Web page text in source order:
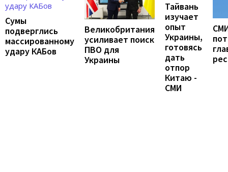
Сумы
подверглись
массированному
удару КАБов
Великобритания
усиливает поиск
ПВО для
Украины
Тайвань
изучает
опыт
Украины,
готовясь
дать
отпор
Китаю -
СМИ